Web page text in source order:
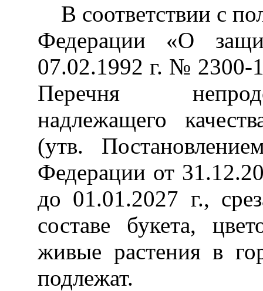
В соответствии с
Федерации «О
07.02.1992 г. № 2300-
Перечня
надлежащего
(утв.
Федерации от
до 01.01.2027 г.,
составе букета,
живые растения в
подлежат.